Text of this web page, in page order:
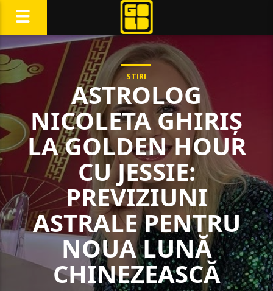
STIRI
ASTROLOG
NICOLETA GHIRIȘ
LA GOLDEN HOUR
CU JESSIE:
PREVIZIUNI
ASTRALE PENTRU
NOUA LUNĂ
CHINEZEASCĂ